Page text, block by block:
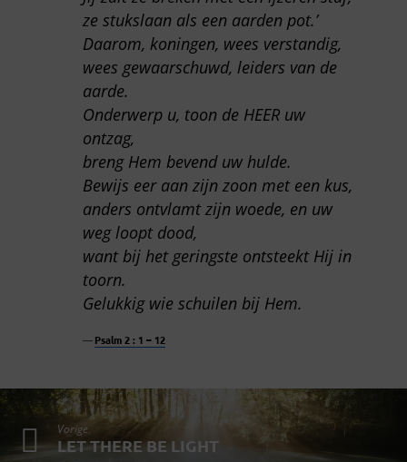
ze stukslaan als een aarden pot.’
Daarom, koningen, wees verstandig,
wees gewaarschuwd, leiders van de
aarde.
Onderwerp u, toon de HEER uw
ontzag,
breng Hem bevend uw hulde.
Bewijs eer aan zijn zoon met een kus,
anders ontvlamt zijn woede, en uw
weg loopt dood,
want bij het geringste ontsteekt Hij in
toorn.
Gelukkig wie schuilen bij Hem.
Psalm 2 : 1 – 12
Vorige
LET THERE BE LIGHT